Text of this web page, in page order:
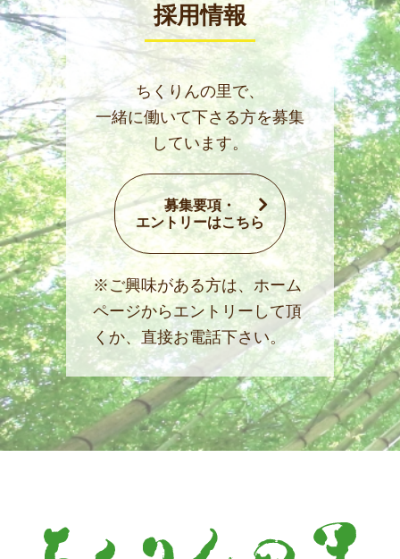
採用情報
ちくりんの里で、
一緒に働いて下さる方を募集
しています。
募集要項・
エントリーはこちら
※ご興味がある方は、ホーム
ページからエントリーして頂
くか、直接お電話下さい。